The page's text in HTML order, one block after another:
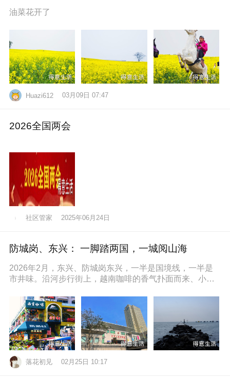
油菜花开了
Huazi612 03月09日 07:47
2026全国两会
社区管家 2025年06月24日
防城岗、东兴： 一脚踏两国，一城阅山海
2026年2月，东兴、防城岗东兴，一半是国境线，一半是
市井味。沿河步行街上，越南咖啡的香气扑面而来、小摊
落花初见 02月25日 10:17